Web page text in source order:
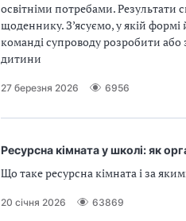
освітніми потребами. Результати
щоденнику. З’ясуємо, у якій
команді супроводу розробити або
дитини
27 березня 2026 6956
Ресурсна кімната у школі: як
Що таке ресурсна кімната і за
20 січня 2026 63869